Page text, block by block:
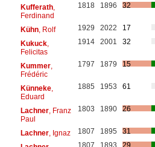
Kufferath,
Ferdinand
1818 1896 32
Kühn, Rolf 1929 2022
17
Kukuck,
Felicitas
1914 2001 32
Kummer,
Frédéric
1797 1879 15
Künneke,
Eduard
1885 1953 61
Lachner, Franz
Paul
1803 1890 26
Lachner, Ignaz 1807 1895
31
1807 1893 29